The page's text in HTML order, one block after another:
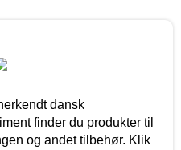
dansk
finder du produkter til
og andet tilbehør. Klik